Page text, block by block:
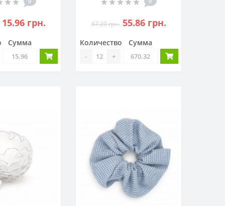
15.96 грн.
Сумма
67.20 грн. 55.86 грн.
Количество
- +
Сумма